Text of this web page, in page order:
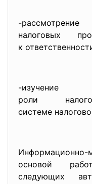
-
налоговых
к
-
роли
системе
Информационно-
основой
следующих